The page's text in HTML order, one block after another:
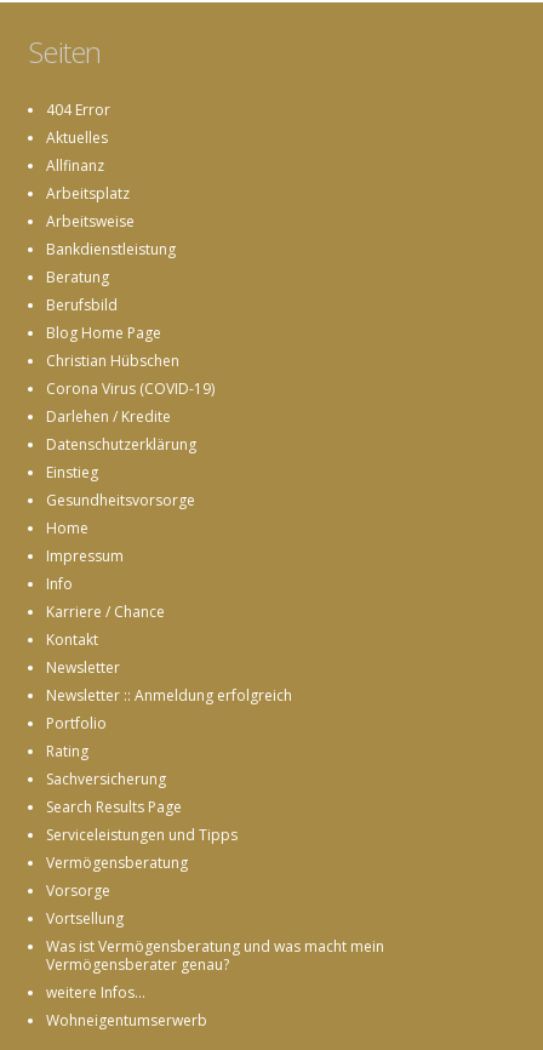
Seiten
404 Error
Aktuelles
Allfinanz
Arbeitsplatz
Arbeitsweise
Bankdienstleistung
Beratung
Berufsbild
Blog Home Page
Christian Hübschen
Corona Virus (COVID-19)
Darlehen / Kredite
Datenschutzerklärung
Einstieg
Gesundheitsvorsorge
Home
Impressum
Info
Karriere / Chance
Kontakt
Newsletter
Newsletter :: Anmeldung erfolgreich
Portfolio
Rating
Sachversicherung
Search Results Page
Serviceleistungen und Tipps
Vermögensberatung
Vorsorge
Vortsellung
Was ist Vermögensberatung und was macht mein
Vermögensberater genau?
weitere Infos...
Wohneigentumserwerb